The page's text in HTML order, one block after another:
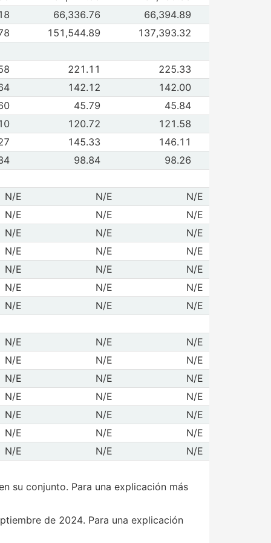
Mínimo
08/2026 07/08/2026
66,336.76 66,394.89
de Volumen Operado en el Mercado de Capitales (miles)
08/202607/08/2026
151,544.89 137,393.32
Materiales
08/2026 07/08/2026
221.11 225.33
Industrial
08/2026 07/08/2026
142.12 142.00
de Servicios y bienes de consumo no básico
08/2026 07/08/2026
45.79 45.84
de Productos de consumo frecuente
08/2026 07/08/2026
120.72 121.58
Servicios financieros
08/2026 07/08/2026
145.33 146.11
de Servicios de telecomunicaciones
08/2026 07/08/2026
98.84 98.26
Materiales
08/2026 07/08/2026
N/E N/E N/E
Industrial
08/2026 07/08/2026
N/E N/E N/E
de Servicios y bienes de consumo no básico
08/2026 07/08/2026
N/E N/E N/E
de Productos de consumo frecuente
08/2026 07/08/2026
N/E N/E N/E
Salud
08/2026 07/08/2026
N/E N/E N/E
de Servicios financieros
08/2026 07/08/2026
N/E N/E N/E
de Servicios de telecomunicaciones
08/2026 07/08/2026
N/E N/E N/E
históricas) 4/
de Industria extractiva
08/2026 07/08/2026
N/E N/E N/E
de Industria de transformación
08/2026 07/08/2026
N/E N/E N/E
de Industria de la construcción
08/2026 07/08/2026
N/E N/E N/E
Sector comercio
08/2026 07/08/2026
N/E N/E N/E
de Comunicaciones y transportes
08/2026 07/08/2026
N/E N/E N/E
Sector servicios
08/2026 07/08/2026
N/E N/E N/E
Varios 5/
08/2026 07/08/2026
N/E N/E
N/E
su conjunto. Para una explicación más
de 2024. Para una explicación